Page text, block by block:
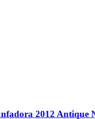
2012 Antique